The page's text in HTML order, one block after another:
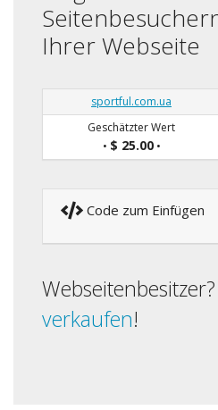
Ihrer Webseite
sportful.com.ua
Geschätzter Wert
• $ 25.00•
Code zum Einfügen
Webseitenbesitzer?
verkaufen!